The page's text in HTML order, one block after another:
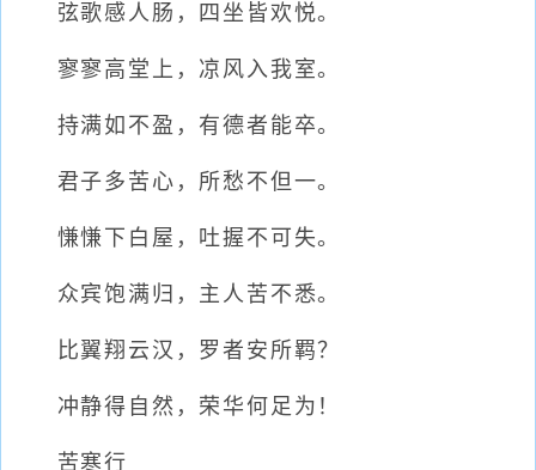
弦歌感人肠，四坐皆欢悦。
寥寥高堂上，凉风入我室。
持满如不盈，有德者能卒。
君子多苦心，所愁不但一。
慊慊下白屋，吐握不可失。
众宾饱满归，主人苦不悉。
比翼翔云汉，罗者安所羁？
冲静得自然，荣华何足为！
苦寒行